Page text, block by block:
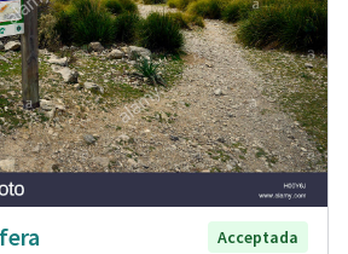
Acceptada